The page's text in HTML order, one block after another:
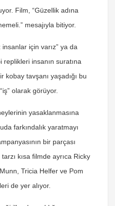
Film, “Güzellik adına
mesajıyla bitiyor.
insanlar için varız” ya da
replikleri insanın suratına
kobay tavşanı yaşadığı bu
olarak görüyor.
yasaklanmasına
farkındalık yaratmayı
bir parçası
kısa filmde ayrıca Ricky
Tricia Helfer ve Pom
de yer alıyor.